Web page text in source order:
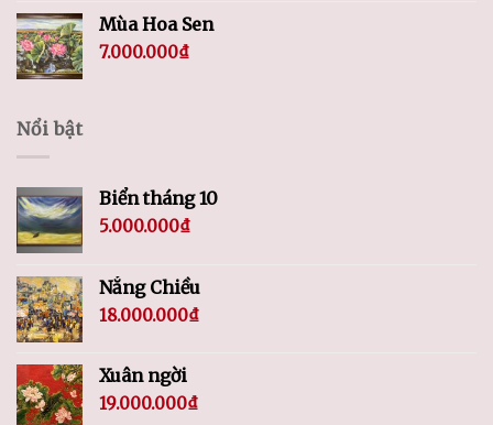
Mùa Hoa Sen
7.000.000₫
Nổi bật
Biển tháng 10
5.000.000₫
Nắng Chiều
18.000.000₫
Xuân ngời
19.000.000₫